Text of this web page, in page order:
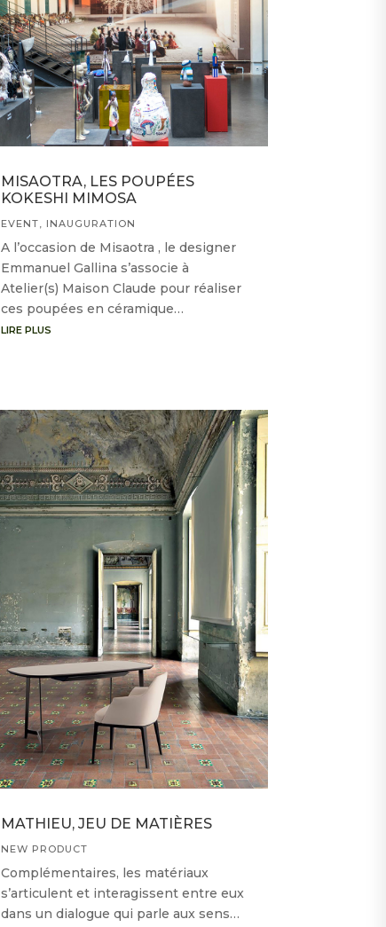
MISAOTRA, LES POUPÉES
KOKESHI MIMOSA
EVENT, INAUGURATION
A l’occasion de Misaotra , le designer
Emmanuel Gallina s’associe à
Atelier(s) Maison Claude pour réaliser
ces poupées en céramique…
LIRE PLUS
MATHIEU, JEU DE MATIÈRES
NEW PRODUCT
Complémentaires, les matériaux
s’articulent et interagissent entre eux
dans un dialogue qui parle aux sens…